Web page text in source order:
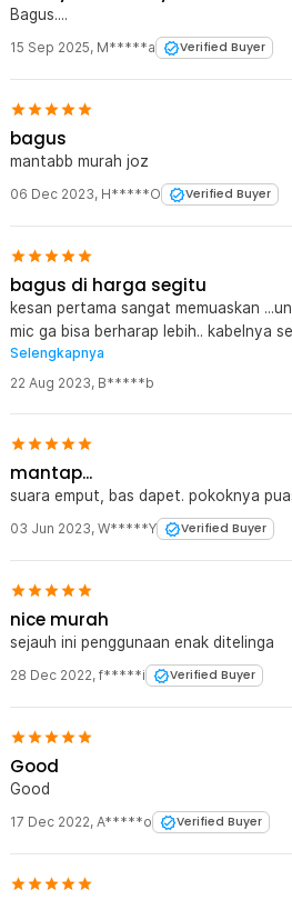
Bagus....
15 Sep 2025, M*****a Verified Buyer
bagus
mantabb murah joz
06 Dec 2023, H*****O Verified Buyer
bagus di harga segitu
kesan pertama sangat memuaskan
mic ga bisa berharap lebih.. kabelnya
dan tidak swirl lagi
Selengkapnya
22 Aug 2023, B*****b
mantap...
suara emput, bas dapet. pokoknya
03 Jun 2023, W*****Y Verified Buyer
nice murah
sejauh ini penggunaan enak ditelinga
28 Dec 2022, f*****i Verified Buyer
Good
Good
17 Dec 2022, A*****o Verified Buyer